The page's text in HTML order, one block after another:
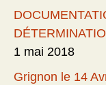
1 mai 2018
Grignon le 14